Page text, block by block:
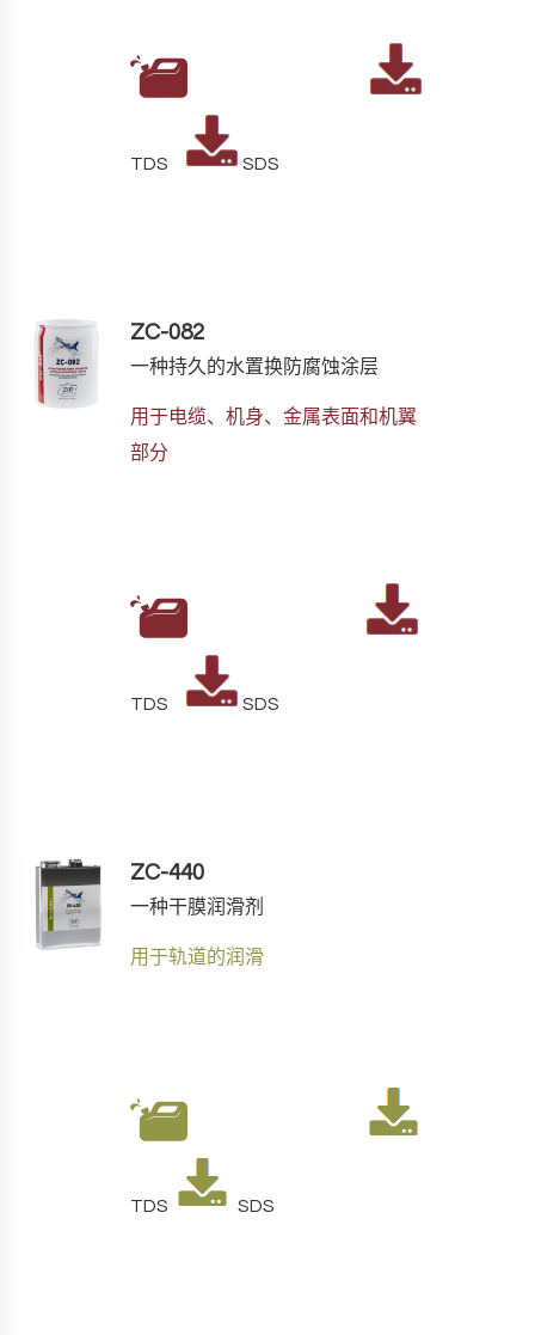
TDS SDS
ZC-082
一种持久的水置换防腐蚀涂层
用于电缆、机身、金属表面和机翼
部分
TDS SDS
ZC-440
一种干膜润滑剂
用于轨道的润滑
TDS SDS